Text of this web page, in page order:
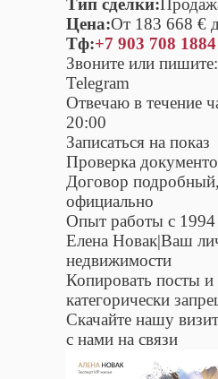
Цена:От 183 668 €
Тф:+7 903 708 1884
Звоните или
Telegram
Отвечаю в течение
20:00
Записаться на показ
Проверка
Договор
официально
Опыт работы с 1994
Елена Новак|Ваш
недвижимости
Копировать посты и
категорически
Скачайте нашу
с нами на связи